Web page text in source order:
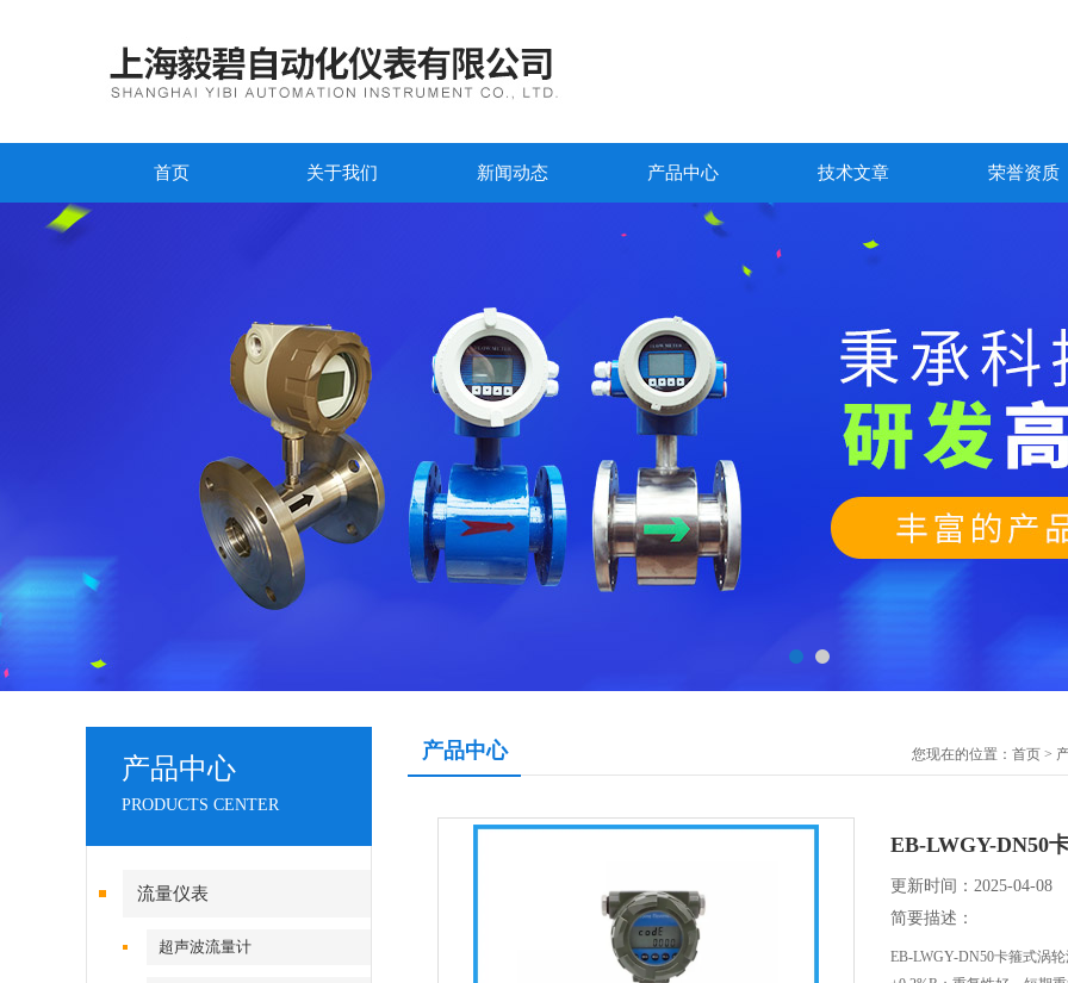
首页 关于我们 新闻动态 产品中心 技术文章 荣誉资质
产品中心
PRODUCTS CENTER
流量仪表
超声波流量计
产品中心 您现在的位置： 首页 >
EB-LWGY-DN50
更新时间：2025-04-08
简要描述：
EB-LWGY-DN50卡箍式涡